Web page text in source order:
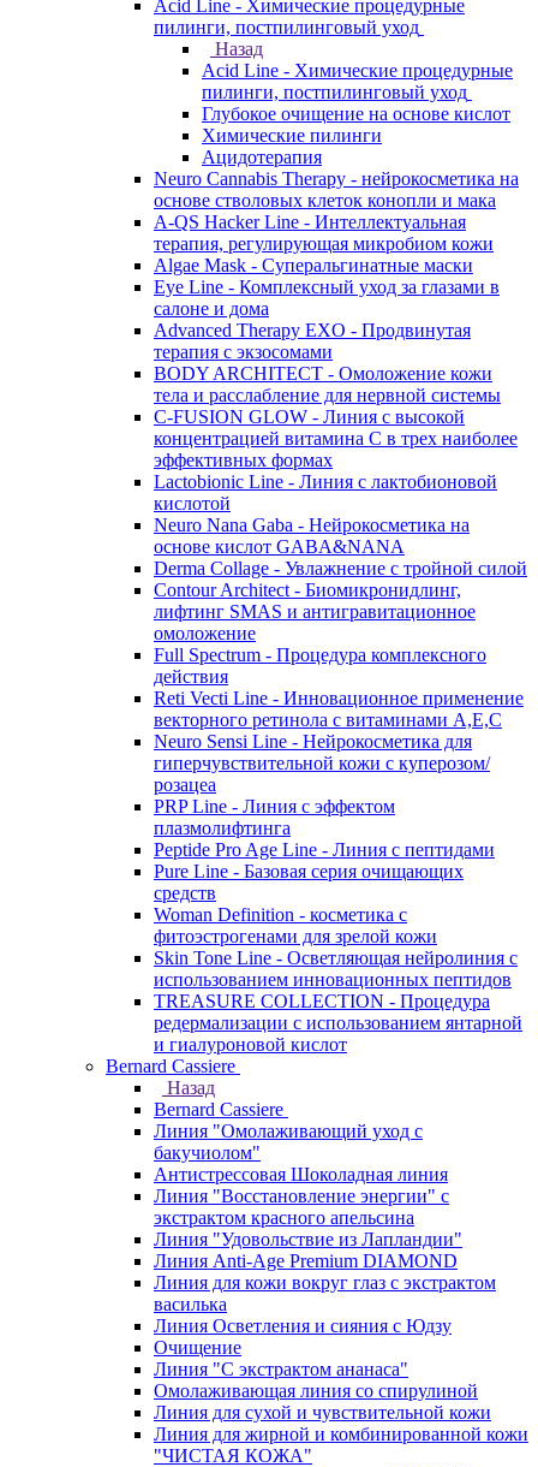
Acid Line - Химические процедурные
пилинги, постпилинговый уход
Назад
Acid Line - Химические процедурные
пилинги, постпилинговый уход
Глубокое очищение на основе кислот
Химические пилинги
Ацидотерапия
Neuro Cannabis Therapy - нейрокосметика на
основе стволовых клеток конопли и мака
A-QS Hacker Line - Интеллектуальная
терапия, регулирующая микробиом кожи
Algae Mask - Суперальгинатные маски
Eye Line - Комплексный уход за глазами в
салоне и дома
Advanced Therapy EXO - Продвинутая
терапия с экзосомами
BODY ARCHITECT - Омоложение кожи
тела и расслабление для нервной системы
C-FUSION GLOW - Линия с высокой
концентрацией витамина C в трех наиболее
эффективных формах
Lactobionic Line - Линия с лактобионовой
кислотой
Neuro Nana Gaba - Нейрокосметика на
основе кислот GABA&NANA
Derma Collage - Увлажнение с тройной силой
Contour Architect - Биомикронидлинг,
лифтинг SMAS и антигравитационное
омоложение
Full Spectrum - Процедура комплексного
действия
Reti Vecti Line - Инновационное применение
векторного ретинола с витаминами A,Е,С
Neuro Sensi Line - Нейрокосметика для
гиперчувствительной кожи с куперозом/
розацеа
PRP Line - Линия с эффектом
плазмолифтинга
Peptide Pro Age Line - Линия с пептидами
Pure Line - Базовая серия очищающих
средств
Woman Definition - косметика с
фитоэстрогенами для зрелой кожи
Skin Tone Line - Осветляющая нейролиния с
использованием инновационных пептидов
TREASURE COLLECTION - Процедура
редермализации с использованием янтарной
и гиалуроновой кислот
Bernard Cassiere
Назад
Bernard Cassiere
Линия "Омолаживающий уход с
бакучиолом"
Антистрессовая Шоколадная линия
Линия "Восстановление энергии" с
экстрактом красного апельсина
Линия "Удовольствие из Лапландии"
Линия Anti-Age Premium DIAMOND
Линия для кожи вокруг глаз с экстрактом
василька
Линия Осветления и сияния с Юдзу
Очищение
Линия "С экстрактом ананаса"
Омолаживающая линия со спирулиной
Линия для сухой и чувствительной кожи
Линия для жирной и комбинированной кожи
"ЧИСТАЯ КОЖА"